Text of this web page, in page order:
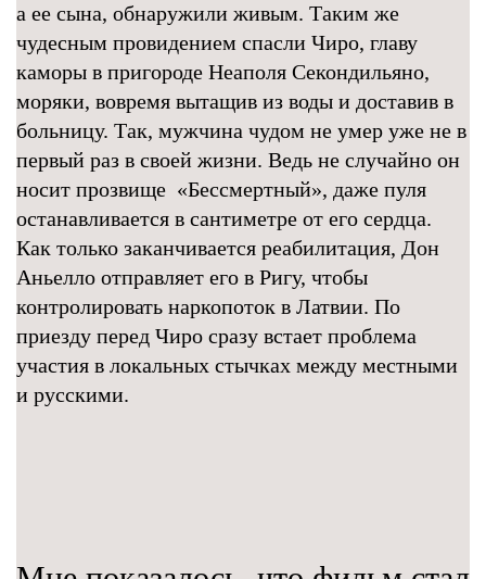
а ее сына, обнаружили живым. Таким же
чудесным провидением спасли Чиро, главу
каморы в пригороде Неаполя Секондильяно,
моряки, вовремя вытащив из воды и доставив в
больницу. Так, мужчина чудом не умер уже не в
первый раз в своей жизни. Ведь не случайно он
носит прозвище «Бессмертный», даже пуля
останавливается в сантиметре от его сердца.
Как только заканчивается реабилитация, Дон
Аньелло отправляет его в Ригу, чтобы
контролировать наркопоток в Латвии. По
приезду перед Чиро сразу встает проблема
участия в локальных стычках между местными
и русскими.